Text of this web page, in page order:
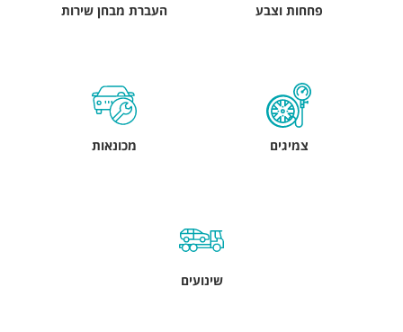
פחחות וצבע העברת מבחן שירות
צמיגים מכונאות
שינועים